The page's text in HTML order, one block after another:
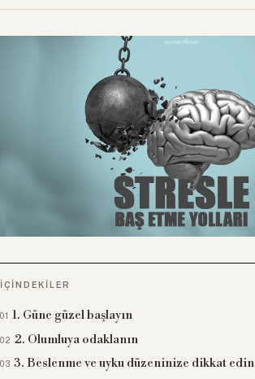
İÇINDEKILER
1. Güne güzel başlayın
2. Olumluya odaklanın
3. Beslenme ve uyku düzeninize dikkat edin